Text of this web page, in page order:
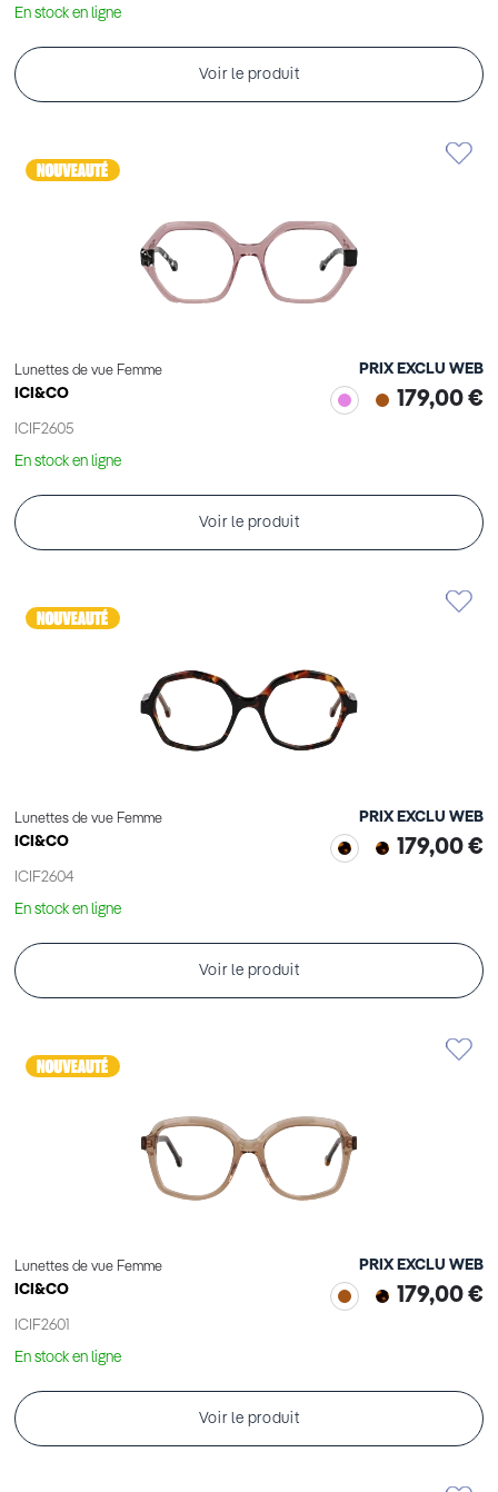
En stock en ligne
Voir le produit
Lunettes de vue Femme
ICI&CO
ICIF2605
PRIX EXCLU WEB
179,00 €
En stock en ligne
Voir le produit
Lunettes de vue Femme
ICI&CO
ICIF2604
PRIX EXCLU WEB
179,00 €
En stock en ligne
Voir le produit
Lunettes de vue Femme
ICI&CO
ICIF2601
PRIX EXCLU WEB
179,00 €
En stock en ligne
Voir le produit